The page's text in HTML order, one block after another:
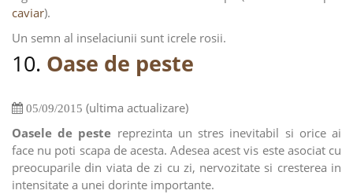
caviar).
Un semn al inselaciunii sunt icrele rosii.
10. Oase de peste
05/09/2015 (ultima actualizare)
Oasele de peste reprezinta un stres inevitabil si orice ai
face nu poti scapa de acesta. Adesea acest vis este asociat cu
preocuparile din viata de zi cu zi, nervozitate si cresterea in
intensitate a unei dorinte importante.